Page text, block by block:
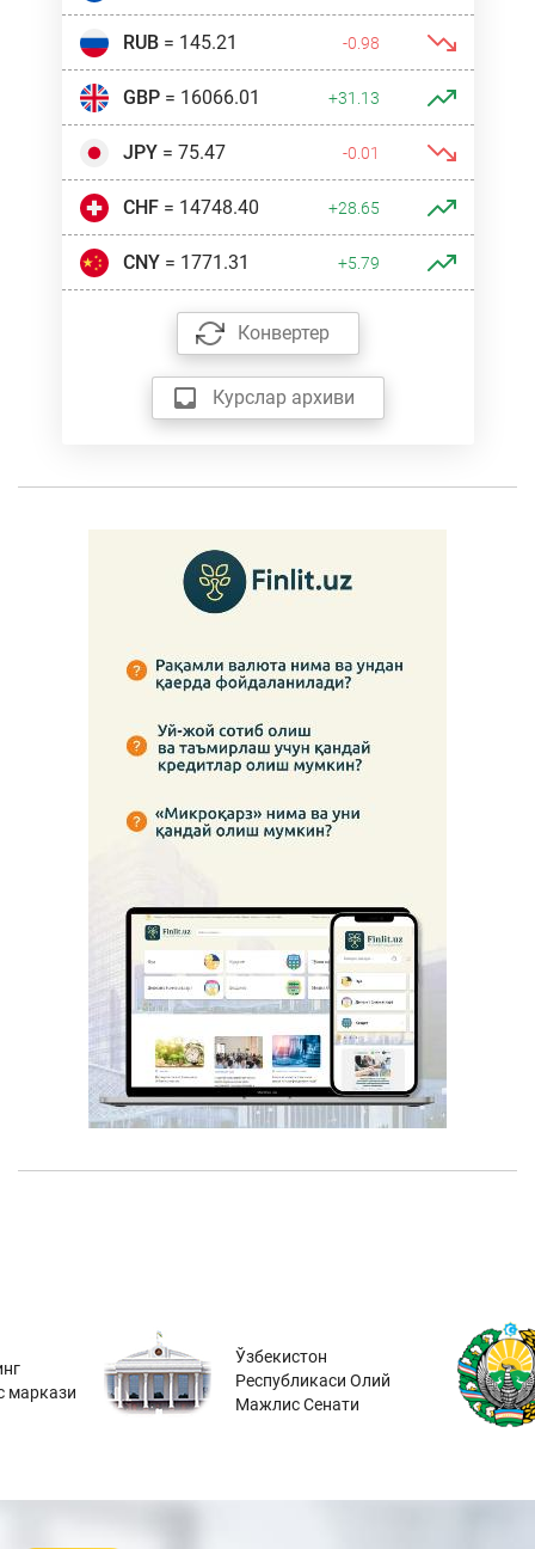
RUB= 145.21 -0.98
GBP= 16066.01 +31.13
JPY= 75.47 -0.01
CHF= 14748.40 +28.65
CNY= 1771.31 +5.79
Конвертер
Курслар архиви
маркази
Ўзбекистон
Республикаси Олий
Мажлис Сенати